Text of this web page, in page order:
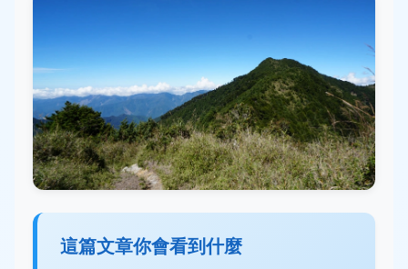
這篇文章你會看到什麼